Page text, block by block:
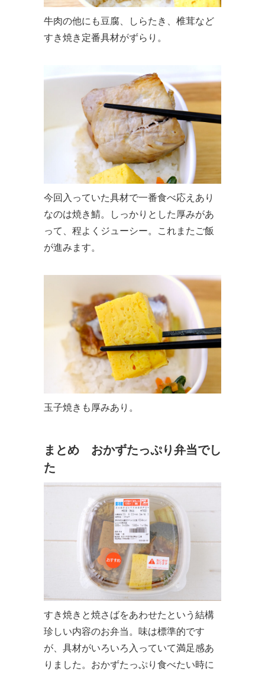
牛肉の他にも豆腐、しらたき、椎茸など
すき焼き定番具材がずらり。
今回入っていた具材で一番食べ応えあり
なのは焼き鯖。しっかりとした厚みがあ
って、程よくジューシー。これまたご飯
が進みます。
玉子焼きも厚みあり。
まとめ おかずたっぷり弁当でし
た
すき焼きと焼さばをあわせたという結構
珍しい内容のお弁当。味は標準的です
が、具材がいろいろ入っていて満足感あ
りました。おかずたっぷり食べたい時に